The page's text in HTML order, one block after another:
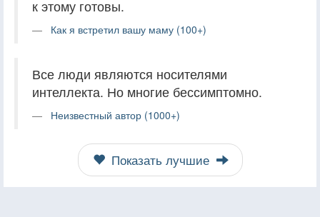
к этому готовы.
Как я встретил вашу маму (100+)
Все люди являются носителями
интеллекта. Но многие бессимптомно.
Неизвестный автор (1000+)
Показать лучшие